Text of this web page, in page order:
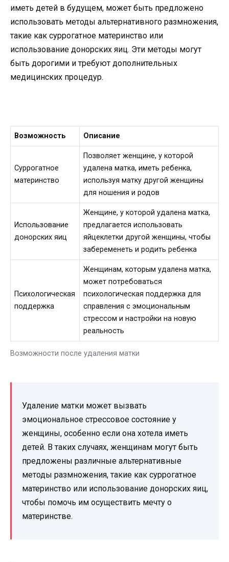
иметь детей в будущем, может быть предложено
использовать методы альтернативного размножения,
такие как суррогатное материнство или
использование донорских яиц. Эти методы могут
быть дорогими и требуют дополнительных
медицинских процедур.
Возможности после удаления матки
Возможность Описание
Суррогатное
материнство
Позволяет женщине, у которой
удалена матка, иметь ребенка,
используя матку другой женщины
для ношения и родов
Использование
донорских яиц
Женщине, у которой удалена матка,
предлагается использовать
яйцеклетки другой женщины, чтобы
забеременеть и родить ребенка
Психологическая
поддержка
Женщинам, которым удалена матка,
может потребоваться
психологическая поддержка для
справления с эмоциональным
стрессом и настройки на новую
реальность
Удаление матки может вызвать
эмоциональное стрессовое состояние у
женщины, особенно если она хотела иметь
детей. В таких случаях, женщинам могут быть
предложены различные альтернативные
методы размножения, такие как суррогатное
материнство или использование донорских яиц,
чтобы помочь им осуществить мечту о
материнстве.